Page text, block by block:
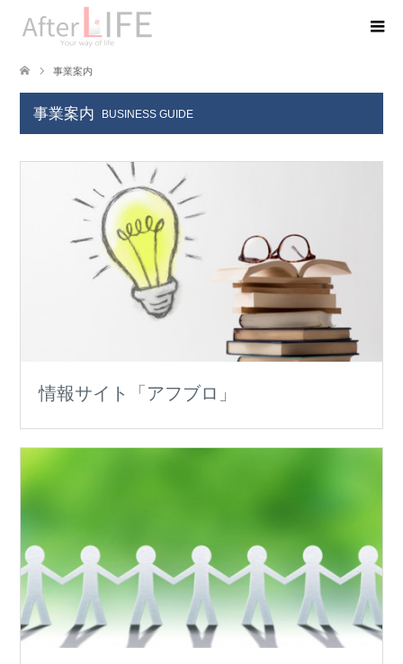
事業案内
事業案内 BUSINESS GUIDE
情報サイト「アフブロ」